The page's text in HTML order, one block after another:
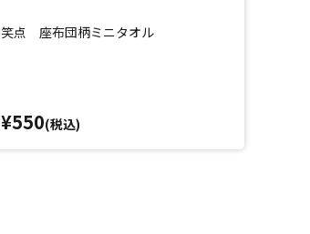
笑点 座布団柄ミニタオル
¥550(税込)